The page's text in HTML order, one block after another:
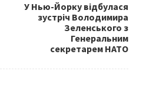
У Нью-Йорку відбулася
зустріч Володимира
Зеленського з
Генеральним
секретарем НАТО